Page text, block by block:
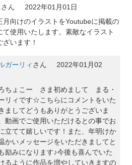
さん
2022年01月01日
月向けのイラストをYoutubeに掲載の
て使用いたします。素敵なイラスト
います！
ガーリィ さん
2022年01月02
ちょこー さま初めまして まる・
リィです☆こちらにコメントをいた
ましてどうもありがとうございま
動画でご使用いただけるとの事でお
立てて嬉しいです！また、年明けか
かいメッセージをいただきましてと
励みになります♪今後も喜んでいた
るように作品を増やしていきますの